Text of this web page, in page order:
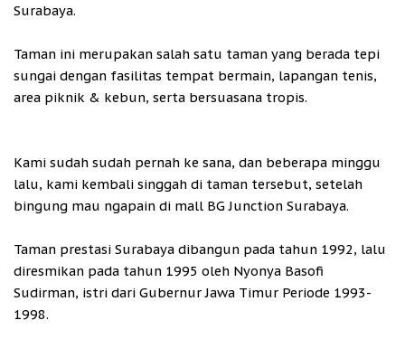
Surabaya.
Taman ini merupakan salah satu taman yang berada tepi
sungai dengan fasilitas tempat bermain, lapangan tenis,
area piknik & kebun, serta bersuasana tropis.
Kami sudah sudah pernah ke sana, dan beberapa minggu
lalu, kami kembali singgah di taman tersebut, setelah
bingung mau ngapain di mall BG Junction Surabaya.
Taman prestasi Surabaya dibangun pada tahun 1992, lalu
diresmikan pada tahun 1995 oleh Nyonya Basofi
Sudirman, istri dari Gubernur Jawa Timur Periode 1993-
1998.